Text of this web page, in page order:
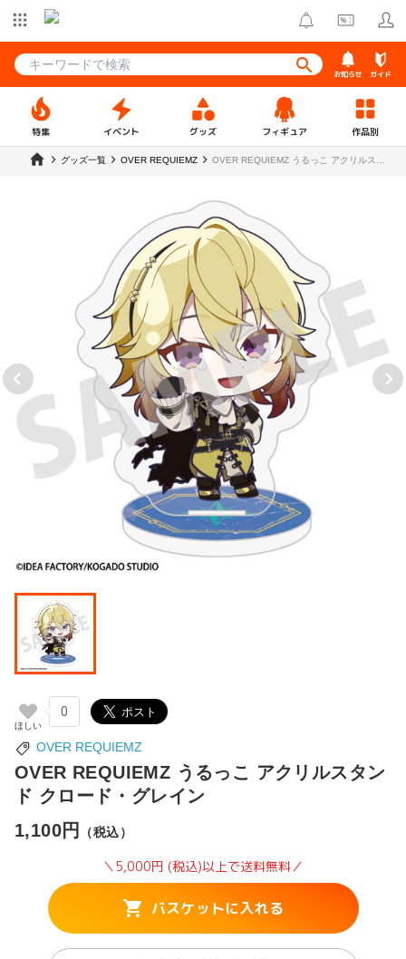
お知らせ ガイド
特集 イベント グッズ フィギュア 作品別
グッズ一覧 OVER REQUIEMZ
OVER REQUIEMZ うるっこ アクリルスタ
0
OVER REQUIEMZ
OVER REQUIEMZ うるっこ アクリルスタン
ド クロード・グレイン
1,100円
（税込）
＼5,000円 (税込)以上で送料無料／
バスケットに入れる